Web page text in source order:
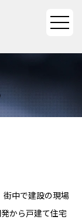
街中で建設の現場
から戸建て住宅